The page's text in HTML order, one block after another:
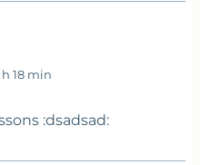
18 min
:dsadsad: